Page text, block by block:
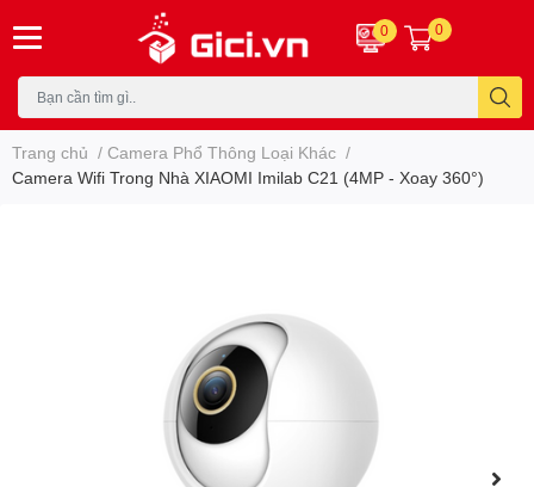
0 0
Trang chủ / Camera Phổ Thông Loại Khác /
Camera Wifi Trong Nhà XIAOMI Imilab C21 (4MP - Xoay 360°)